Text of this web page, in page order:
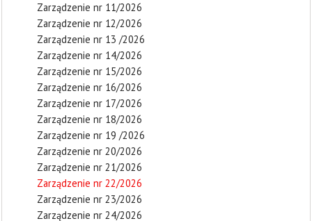
Zarządzenie nr 11/2026
Zarządzenie nr 12/2026
Zarządzenie nr 13 /2026
Zarządzenie nr 14/2026
Zarządzenie nr 15/2026
Zarządzenie nr 16/2026
Zarządzenie nr 17/2026
Zarządzenie nr 18/2026
Zarządzenie nr 19 /2026
Zarządzenie nr 20/2026
Zarządzenie nr 21/2026
Zarządzenie nr 22/2026
Zarządzenie nr 23/2026
Zarządzenie nr 24/2026